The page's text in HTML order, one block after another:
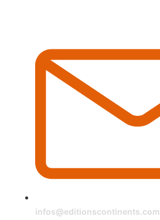
infos@editionscontinents.com